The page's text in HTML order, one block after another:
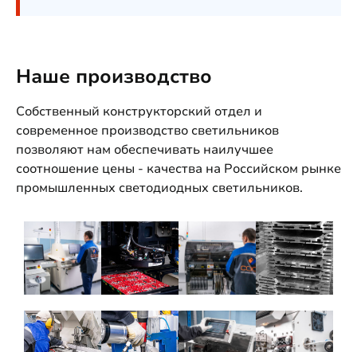
Наше производство
Собственный конструкторский отдел и
современное производство светильников
позволяют нам обеспечивать наилучшее
соотношение цены - качества на Российском рынке
промышленных светодиодных светильников.